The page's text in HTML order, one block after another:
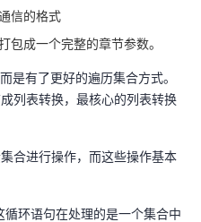
信的格式
包成一个完整的章节参数。
是有了更好的遍历集合方式。
列表转换，最核心的列表转换
合进行操作，而这些操作基本
环语句在处理的是一个集合中